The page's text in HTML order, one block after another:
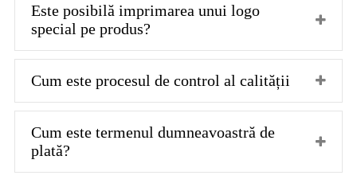
Este posibilă imprimarea unui logo
special pe produs?
Cum este procesul de control al calității
Cum este termenul dumneavoastră de
plată?